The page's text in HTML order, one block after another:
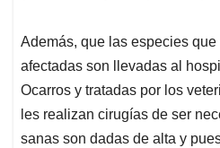
Además, que las especies
afectadas son llevadas al
Ocarros y tratadas por los
les realizan cirugías de ser
sanas son dadas de alta y